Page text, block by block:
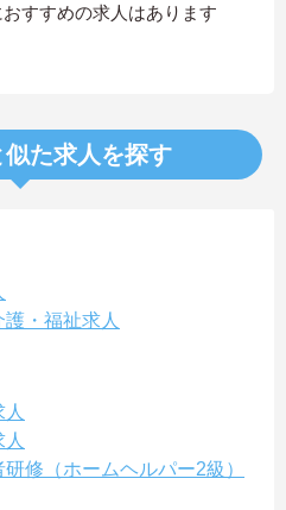
すすめの求人はあります
似た求人を探す
・福祉求人
修（ホームヘルパー2級）